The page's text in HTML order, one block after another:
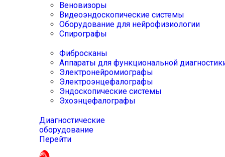
Веновизоры
Видеоэндоскопические системы
Оборудование для нейрофизиологии
Спирографы
Фибросканы
Аппараты для функциональной
Электронейромиографы
Электроэнцефалографы
Эндоскопические системы
Эхоэнцефалографы
Диагностические
оборудование
Перейти